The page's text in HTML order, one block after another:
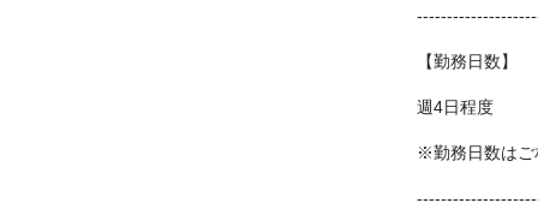
【勤務日数】
週4日程度
※勤務日数はご